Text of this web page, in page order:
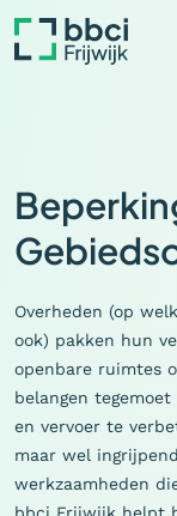
Overheden (op
ook) pakken hun
openbare ruimtes
belangen
en vervoer te
maar wel
werkzaamheden